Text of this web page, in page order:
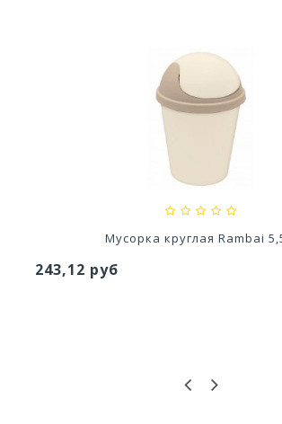
Кашпо ВОЛНА D 200 мм 4 л с
Мусорка круглая Rambai
243,12 руб